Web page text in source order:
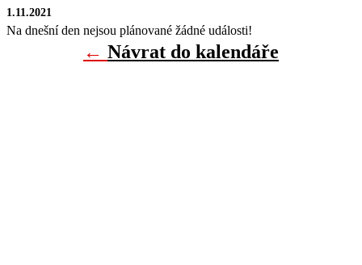
1.11.2021
Na dnešní den nejsou plánované žádné události!
← Návrat do kalendáře